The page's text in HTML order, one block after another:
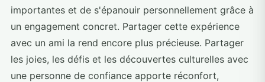
importantes et de s'épanouir personnellement grâce à
un engagement concret. Partager cette expérience
avec un ami la rend encore plus précieuse. Partager
les joies, les défis et les découvertes culturelles avec
une personne de confiance apporte réconfort,